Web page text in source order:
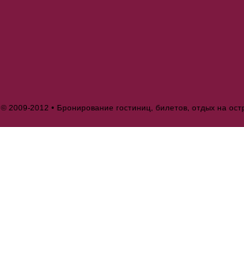
© 2009-2012 • Бронирование гостиниц, билетов, отдых на